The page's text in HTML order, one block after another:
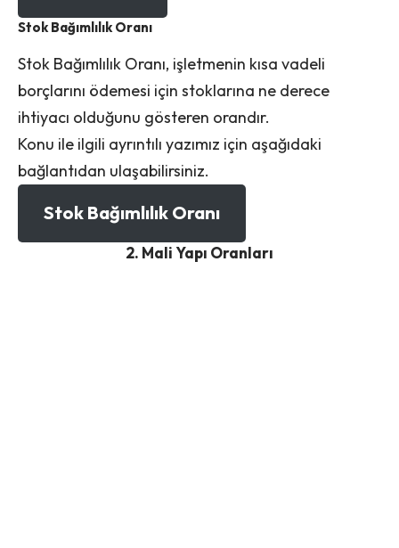
Stok Bağımlılık Oranı
Stok Bağımlılık Oranı, işletmenin kısa vadeli
borçlarını ödemesi için stoklarına ne derece
ihtiyacı olduğunu gösteren orandır.
Konu ile ilgili ayrıntılı yazımız için aşağıdaki
bağlantıdan ulaşabilirsiniz.
Stok Bağımlılık Oranı
2. Mali Yapı Oranları